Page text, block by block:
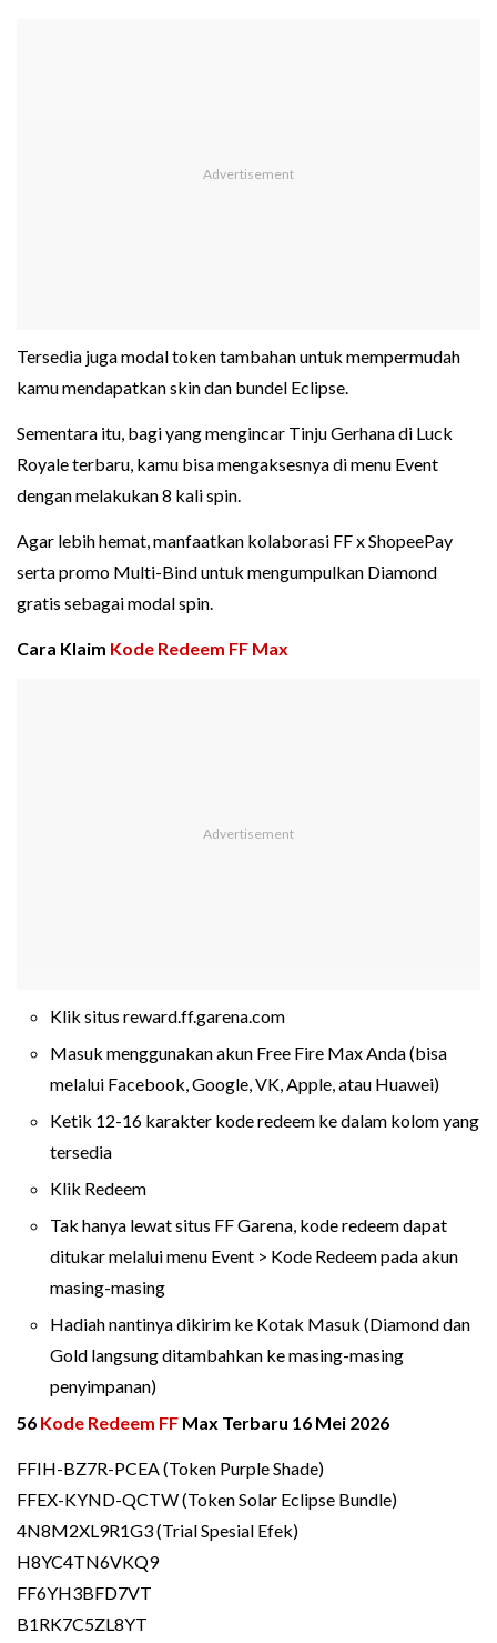
Tersedia juga modal token tambahan untuk mempermudah
kamu mendapatkan skin dan bundel Eclipse.
Sementara itu, bagi yang mengincar Tinju Gerhana di Luck
Royale terbaru, kamu bisa mengaksesnya di menu Event
dengan melakukan 8 kali spin.
Agar lebih hemat, manfaatkan kolaborasi FF x ShopeePay
serta promo Multi-Bind untuk mengumpulkan Diamond
gratis sebagai modal spin.
Cara Klaim Kode Redeem FF Max
Klik situs reward.ff.garena.com
Masuk menggunakan akun Free Fire Max Anda (bisa
melalui Facebook, Google, VK, Apple, atau Huawei)
Ketik 12-16 karakter kode redeem ke dalam kolom yang
tersedia
Klik Redeem
Tak hanya lewat situs FF Garena, kode redeem dapat
ditukar melalui menu Event > Kode Redeem pada akun
masing-masing
Hadiah nantinya dikirim ke Kotak Masuk (Diamond dan
Gold langsung ditambahkan ke masing-masing
penyimpanan)
56 Kode Redeem FF Max Terbaru 16 Mei 2026
FFIH-BZ7R-PCEA (Token Purple Shade)
FFEX-KYND-QCTW (Token Solar Eclipse Bundle)
4N8M2XL9R1G3 (Trial Spesial Efek)
H8YC4TN6VKQ9
FF6YH3BFD7VT
B1RK7C5ZL8YT